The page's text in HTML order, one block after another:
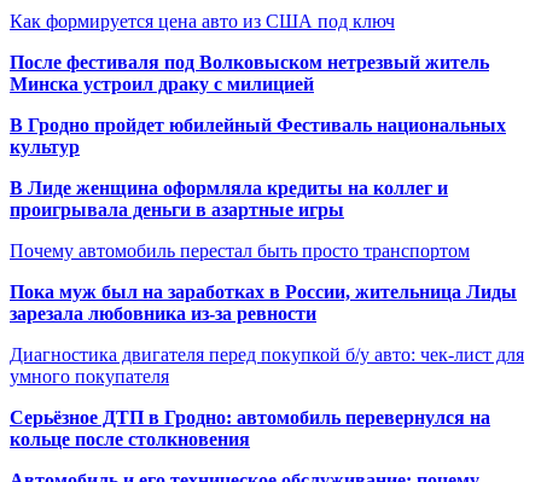
Как формируется цена авто из США под ключ
После фестиваля под Волковыском нетрезвый житель
Минска устроил драку с милицией
В Гродно пройдет юбилейный Фестиваль национальных
культур
В Лиде женщина оформляла кредиты на коллег и
проигрывала деньги в азартные игры
Почему автомобиль перестал быть просто транспортом
Пока муж был на заработках в России, жительница Лиды
зарезала любовника из-за ревности
Диагностика двигателя перед покупкой б/у авто: чек-лист для
умного покупателя
Серьёзное ДТП в Гродно: автомобиль перевернулся на
кольце после столкновения